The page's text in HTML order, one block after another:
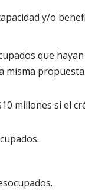
y/o
que
misma propuesta.
millones si el